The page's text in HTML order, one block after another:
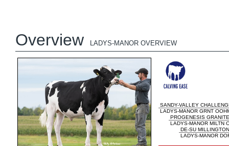
Overview LADYS-MANOR OVERVIEW
SANDY-VALLEY
LADYS-MANOR GRNT
PROGENESIS GRANITE
LADYS-MANOR MILTN
DE-SU
LADYS-MANOR